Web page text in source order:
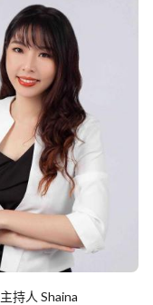
持人 Shaina